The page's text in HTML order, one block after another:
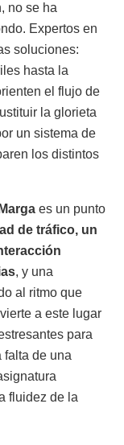
no se ha
Expertos en
soluciones:
hasta la
el flujo de
la glorieta
un sistema de
los distintos
es un punto
de tráfico, un
, y una
al ritmo que
a este lugar
para
falta de una
fluidez de la